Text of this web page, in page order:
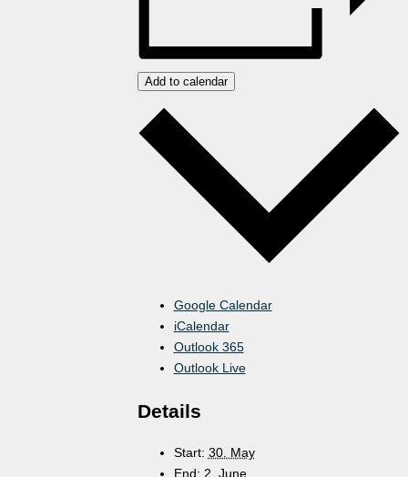
Add to calendar
Google Calendar
iCalendar
Outlook 365
Outlook Live
Details
Start: 30. May
End: 2. June